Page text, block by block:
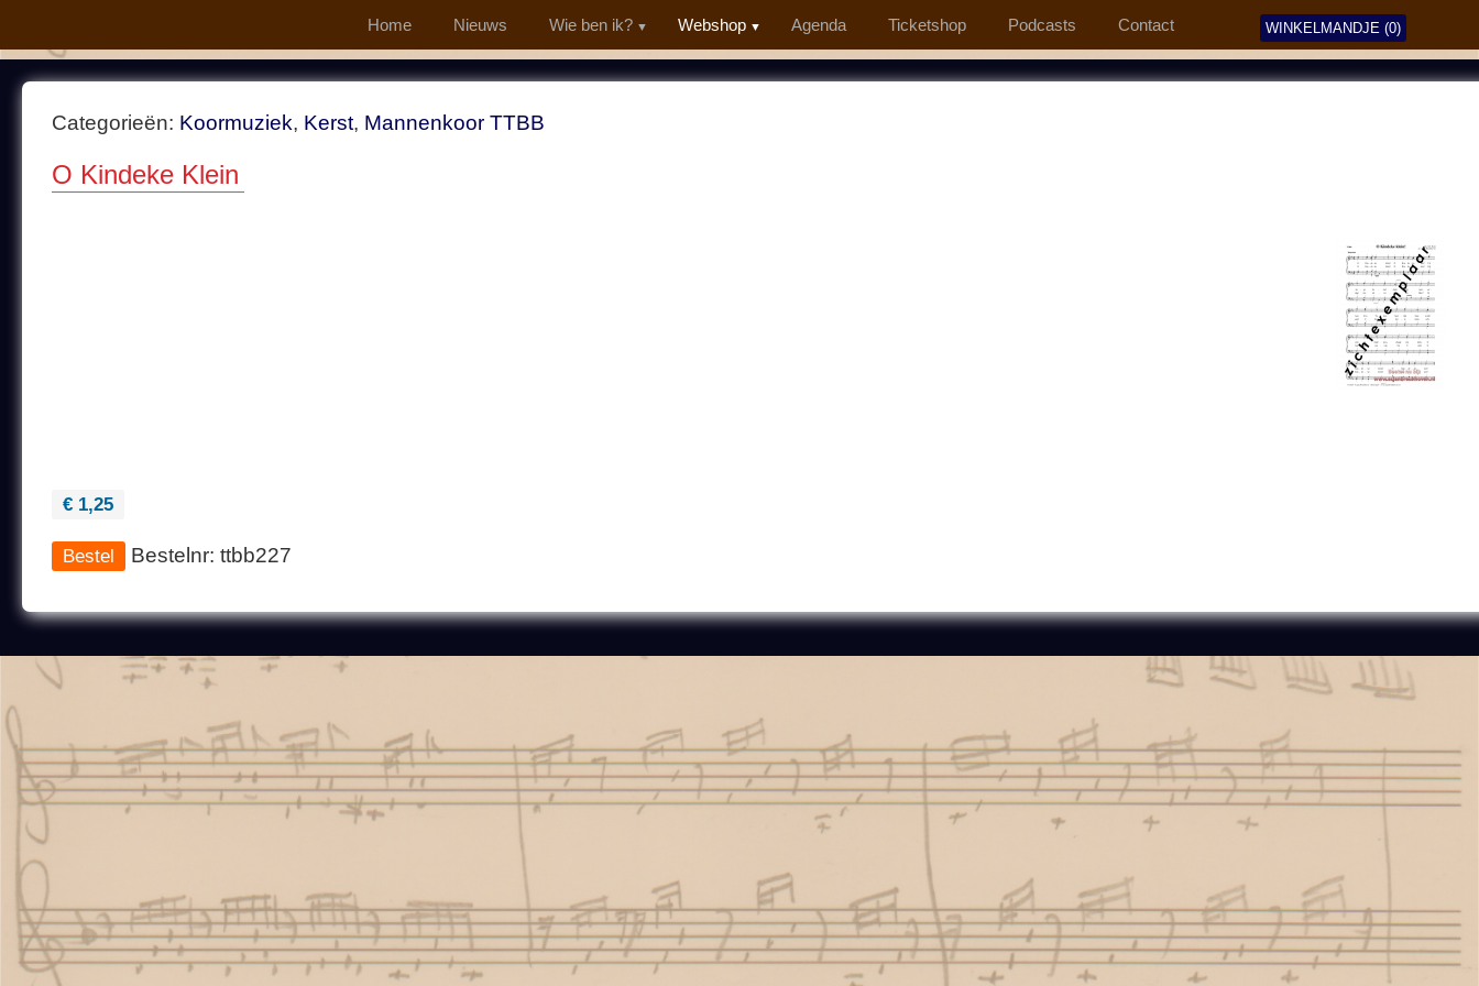
Home Nieuws Wie ben ik? Webshop Agenda Ticketshop Podcasts Contact WINKELMANDJE (0)
Categorieën: Koormuziek, Kerst, Mannenkoor TTBB
O Kindeke Klein
€ 1,25
Bestelnr: ttbb227